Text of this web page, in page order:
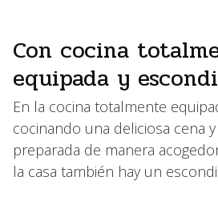
Con cocina
equipada y
En la cocina totalmente
cocinando una deliciosa cena
preparada de manera
la casa también hay un